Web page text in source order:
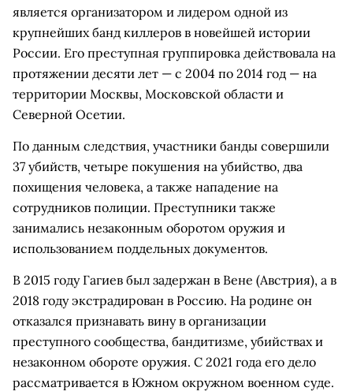
является организатором и лидером одной из
крупнейших банд киллеров в новейшей истории
России. Его преступная группировка действовала на
протяжении десяти лет — с 2004 по 2014 год — на
территории Москвы, Московской области и
Северной Осетии.
По данным следствия, участники банды совершили
37 убийств, четыре покушения на убийство, два
похищения человека, а также нападение на
сотрудников полиции. Преступники также
занимались незаконным оборотом оружия и
использованием поддельных документов.
В 2015 году Гагиев был задержан в Вене (Австрия), а в
2018 году экстрадирован в Россию. На родине он
отказался признавать вину в организации
преступного сообщества, бандитизме, убийствах и
незаконном обороте оружия. С 2021 года его дело
рассматривается в Южном окружном военном суде.